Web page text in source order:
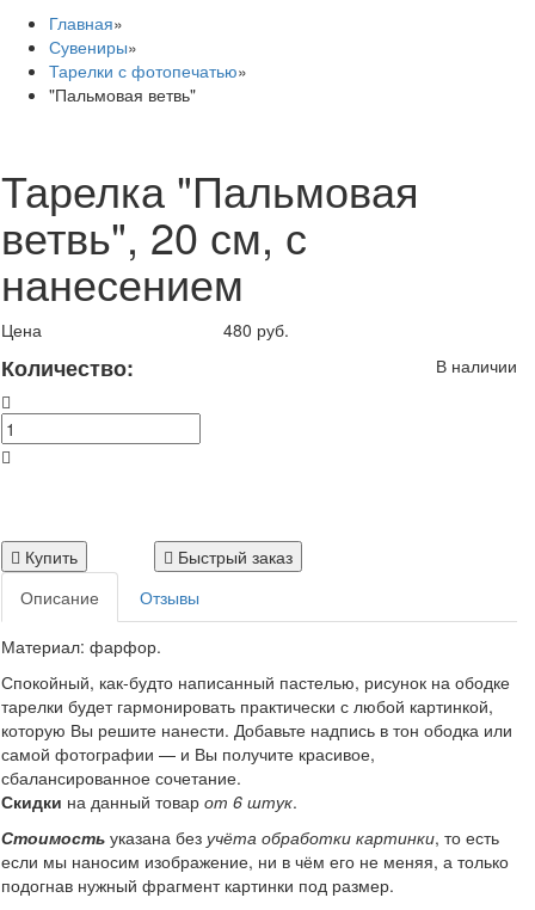
Главная»
Сувениры»
Тарелки с фотопечатью»
"Пальмовая ветвь"
Тарелка "Пальмовая
ветвь", 20 см, с
нанесением
Цена
480 руб.
В наличии
Количество:
Купить
Быстрый заказ
Описание
Отзывы
Материал: фарфор.
Спокойный, как-будто написанный пастелью, рисунок на ободке
тарелки будет гармонировать практически с любой картинкой,
которую Вы решите нанести. Добавьте надпись в тон ободка или
самой фотографии — и Вы получите красивое,
сбалансированное сочетание.
Скидки на данный товар от 6 штук.
Стоимость указана без учёта обработки картинки, то есть
если мы наносим изображение, ни в чём его не меняя, а только
подогнав нужный фрагмент картинки под размер.